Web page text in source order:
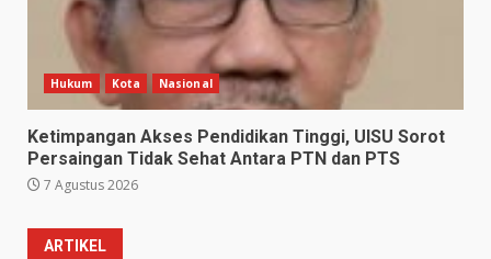
Hukum Kota Nasional
Ketimpangan Akses Pendidikan Tinggi, UISU Sorot
Persaingan Tidak Sehat Antara PTN dan PTS
7 Agustus 2026
ARTIKEL